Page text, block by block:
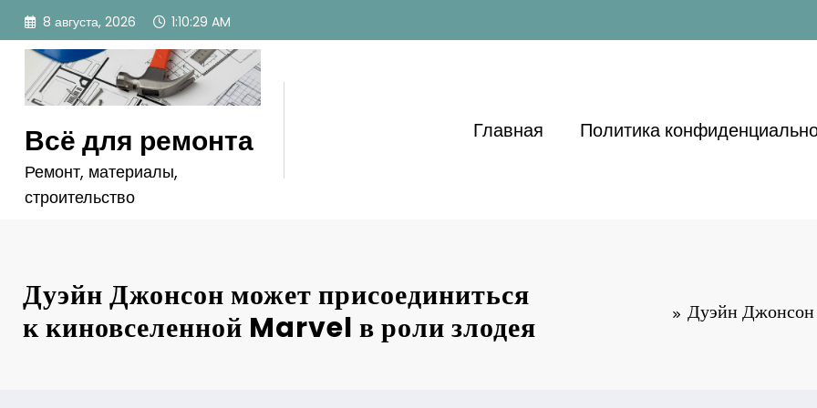
Перейти
содержимому
8 августа, 2026 1:10:31 AM
Всё для ремонта
Ремонт, материалы,
строительство
Главная Политика
Дуэйн Джонсон может присоединиться
к киновселенной Marvel в роли злодея
Дуэйн Джонсон